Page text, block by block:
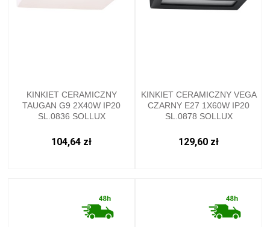
KINKIET CERAMICZNY
TAUGAN G9 2X40W IP20
SL.0836 SOLLUX
104,64 zł
KINKIET CERAMICZNY VEGA
CZARNY E27 1X60W IP20
SL.0878 SOLLUX
129,60 zł